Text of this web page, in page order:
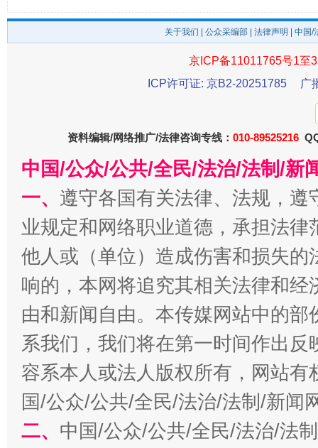
东山县通报“牛蛙产品抗生素超标问题” 法
千年窑火 生生不息 一
关于我们 公众采编部 法律声明 | 中国
京ICP备11011765号1至
ICP许可证: 京B2-20251785
广
资料编辑/网络推广/法律咨询专线： 010-89525216
中国/公众/公共/全民/法治/法制/新
一、 遵守各国有关法律、法规，
业规定和网络职业道德，承担法
他人或（单位）造成伤害和损失
响的，本网将追究其相关法律和
由和新闻自由。本传媒网站中的
系我们，我们将在第一时间作出
容系本人或法人版权所有，网站
国/公众/公共/全民/法治/法制/新闻
二、 中国/公众/公共/全民/法治/法